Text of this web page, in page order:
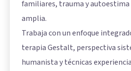
familiares, trauma y autoestima
amplia.
Trabaja con un enfoque
terapia Gestalt, perspectiva
humanista y técnicas